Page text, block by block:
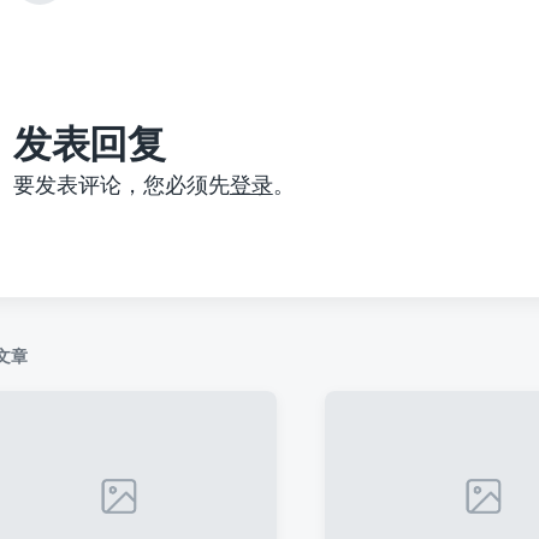
篇
发表回复
要发表评论，您必须先登录。
章